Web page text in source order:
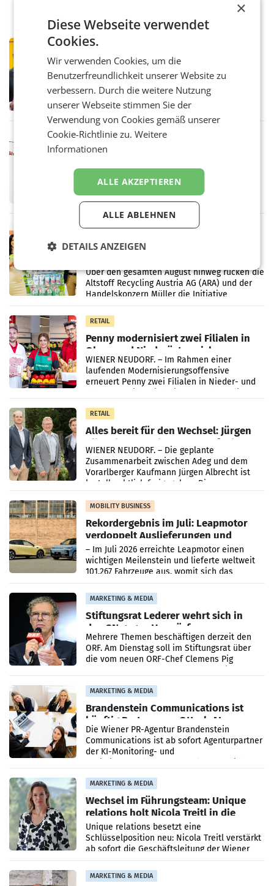
PRIMENEWS
Österreichische Post: Umsatzplus im
ersten Halbjahr trotz schwachem
Briefgeschäft
WIEN Die Österreichische Post AG hat im
ersten Halbjahr 2026 einen Konzernumsatz
von 1.544,0 Mio. EUR erwirtschaftet, was
einem Plus von 3,8 Prozent gegenüber dem
Vergleichszeitraum
MARKETING & MEDIA
ProSiebenSat.1 spart und macht
überraschend viel Gewinn
UNTERFÖHRING/MAILAND/AMSTERDAM. Der
Fernsehkonzern ProSiebenSat.1 hat im
Frühjahr dank Kostensenkungen operativ
wieder Gewinn gemacht und die
Markterwartung deutlich übertroffen.
RETAIL
Eine Bühne für Zirkularität: ARA und
Kreislauffähigkeit
Über den gesamten August hinweg rücken die
Altstoff Recycling Austria AG (ARA) und der
Handelskonzern Müller die Initiative
„Kreislauf-Helden“ in allen österreichischen
Müller-Filialen
RETAIL
Penny modernisiert zwei Filialen in
Ober- und Niederösterreich
WIENER NEUDORF. – Im Rahmen einer
laufenden Modernisierungsoffensive
erneuert Penny zwei Filialen in Nieder- und
RETAIL
Alles bereit für den Wechsel: Jürgen
Albrecht setzt ab 1.1.2027 auf Adeg
WIENER NEUDORF. – Die geplante
Zusammenarbeit zwischen Adeg und dem
Vorarlberger Kaufmann Jürgen Albrecht ist
kartellrechtlich freigegeben: Die
Bundeswettbewerbsbehörde und der
Bundeskartellanwalt
MOBILITY BUSINESS
Rekordergebnis im Juli: Leapmotor
verdoppelt Auslieferungen und
überschreitet die 100.000er-Marke
– Im Juli 2026 erreichte Leapmotor einen
wichtigen Meilenstein und lieferte weltweit
101.267 Fahrzeuge aus, womit sich das
Ergebnis gegenüber Juli 2025 mehr als
verdoppelte (+102
MARKETING & MEDIA
Stiftungsrat Lederer wehrt sich in
den SN gegen Vorwürfe
Mehrere Themen beschäftigen derzeit den
ORF. Am Dienstag soll im Stiftungsrat über
die vom neuen ORF-Chef Clemens Pig
MARKETING & MEDIA
Brandenstein Communications ist
künftig Partner von OtterlyAI
Die Wiener PR-Agentur Brandenstein
Communications ist ab sofort Agenturpartner
der KI-Monitoring- und
MARKETING & MEDIA
Wechsel im Führungsteam: Unique
relations holt Nicola Treitl in die
Geschäftsleitung
Unique relations besetzt eine
Schlüsselposition neu: Nicola Treitl verstärkt
ab sofort die Geschäftsleitung der Wiener
PR-Agentur an der Seite von Josef Kalina und
Anna Kalina-Mahr.
MARKETING & MEDIA
×
Diese Webseite verwendet
Cookies.
Wir verwenden Cookies, um die
Benutzerfreundlichkeit unserer Website zu
verbessern. Durch die weitere Nutzung
unserer Webseite stimmen Sie der
Verwendung von Cookies gemäß unserer
Cookie-Richtlinie zu.Weitere
Informationen
ALLE AKZEPTIEREN
ALLE ABLEHNEN
DETAILS ANZEIGEN